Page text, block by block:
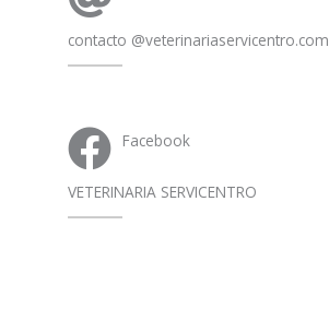
contacto @veterinariaservicentro.com
Facebook
VETERINARIA SERVICENTRO